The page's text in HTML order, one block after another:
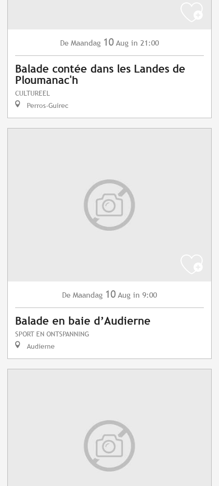
De Maandag 10 Aug in 21:00
Balade contée dans les Landes de
Ploumanac'h
CULTUREEL
Perros-Guirec
De Maandag 10 Aug in 9:00
Balade en baie d’Audierne
SPORT EN ONTSPANNING
Audierne